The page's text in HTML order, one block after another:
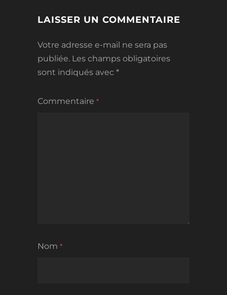
LAISSER UN COMMENTAIRE
Votre adresse e-mail ne sera pas
publiée. Les champs obligatoires
sont indiqués avec *
Commentaire *
Nom *